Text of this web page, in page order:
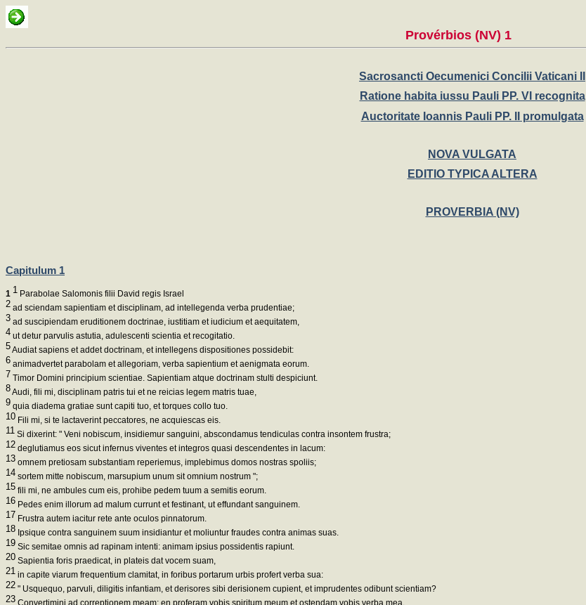
Provérbios (NV) 1
Sacrosancti Oecumenici Concilii Vaticani II
Ratione habita iussu Pauli PP. VI recognita
Auctoritate Ioannis Pauli PP. II promulgata
NOVA VULGATA
EDITIO TYPICA ALTERA
PROVERBIA (NV)
Capitulum 1
1 1 Parabolae Salomonis filii David regis Israel
2 ad sciendam sapientiam et disciplinam, ad intellegenda verba prudentiae;
3 ad suscipiendam eruditionem doctrinae, iustitiam et iudicium et aequitatem,
4 ut detur parvulis astutia, adulescenti scientia et recogitatio.
5Audiat sapiens et addet doctrinam, et intellegens dispositiones possidebit:
6 animadvertet parabolam et allegoriam, verba sapientium et aenigmata eorum.
7 Timor Domini principium scientiae. Sapientiam atque doctrinam stulti despiciunt.
8Audi, fili mi, disciplinam patris tui et ne reicias legem matris tuae,
9 quia diadema gratiae sunt capiti tuo, et torques collo tuo.
10 Fili mi, si te lactaverint peccatores, ne acquiescas eis.
11 Si dixerint: " Veni nobiscum, insidiemur sanguini, abscondamus tendiculas contra insontem frustra;
12 deglutiamus eos sicut infernus viventes et integros quasi descendentes in lacum:
13 omnem pretiosam substantiam reperiemus, implebimus domos nostras spoliis;
14 sortem mitte nobiscum, marsupium unum sit omnium nostrum ";
15 fili mi, ne ambules cum eis, prohibe pedem tuum a semitis eorum.
16 Pedes enim illorum ad malum currunt et festinant, ut effundant sanguinem.
17 Frustra autem iacitur rete ante oculos pinnatorum.
18 Ipsique contra sanguinem suum insidiantur et moliuntur fraudes contra animas suas.
19 Sic semitae omnis ad rapinam intenti: animam ipsius possidentis rapiunt.
20 Sapientia foris praedicat, in plateis dat vocem suam,
21 in capite viarum frequentium clamitat, in foribus portarum urbis profert verba sua:
22 " Usquequo, parvuli, diligitis infantiam, et derisores sibi derisionem cupient, et imprudentes odibunt scientiam?
23